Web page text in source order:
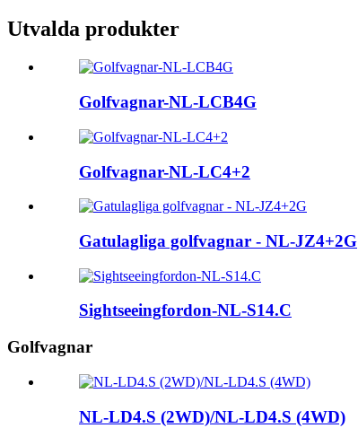
Utvalda produkter
Golfvagnar-NL-LCB4G
Golfvagnar-NL-LC4+2
Gatulagliga golfvagnar - NL-JZ4+2G
Sightseeingfordon-NL-S14.C
Golfvagnar
NL-LD4.S (2WD)/NL-LD4.S (4WD)